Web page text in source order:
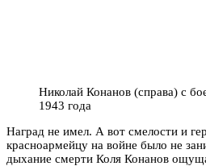
Николай Конанов (справа) с
1943 года
Наград не имел. А вот смелости и
красноармейцу на войне было не
дыхание смерти Коля Конанов